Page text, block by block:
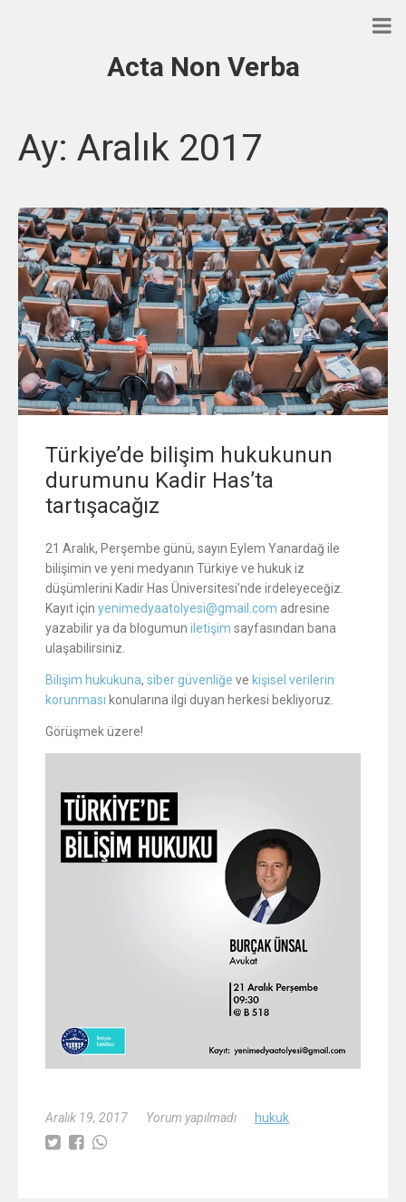
Acta Non Verba
Ay: Aralık 2017
Türkiye’de bilişim hukukunun
durumunu Kadir Has’ta
tartışacağız
21 Aralık, Perşembe günü, sayın Eylem Yanardağ ile
bilişimin ve yeni medyanın Türkiye ve hukuk iz
düşümlerini Kadir Has Üniversitesi’nde irdeleyeceğiz.
Kayıt için yenimedyaatolyesi@gmail.com adresine
yazabilir ya da blogumun iletişim sayfasından bana
ulaşabilirsiniz.
Bilişim hukukuna, siber güvenliğe ve kişisel verilerin
korunması konularına ilgi duyan herkesi bekliyoruz.
Görüşmek üzere!
Aralık 19, 2017 Yorum yapılmadı hukuk